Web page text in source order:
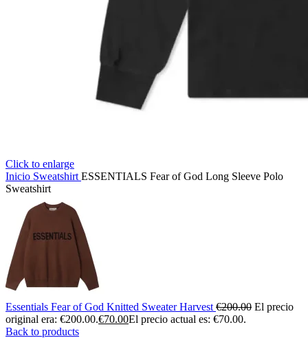
Click to enlarge
Inicio Sweatshirt ESSENTIALS Fear of God Long Sleeve Polo
Sweatshirt
Essentials Fear of God Knitted Sweater Harvest €200.00 El precio
original era: €200.00.€70.00El precio actual es: €70.00.
Back to products